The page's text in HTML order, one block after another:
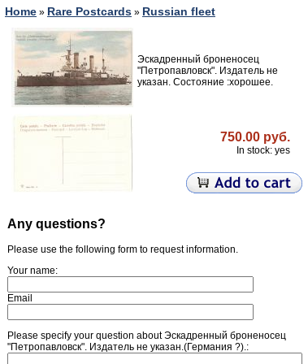
Home » Rare Postcards » Russian fleet
Эскадренный броненосец
"Петропавловск". Издатель не
указан. Состояние :хорошее.
750.00 руб.
In stock: yes
Any questions?
Please use the following form to request information.
Your name:
Email
Please specify your question about Эскадренный броненосец
"Петропавловск". Издатель не указан.(Германия ?).: